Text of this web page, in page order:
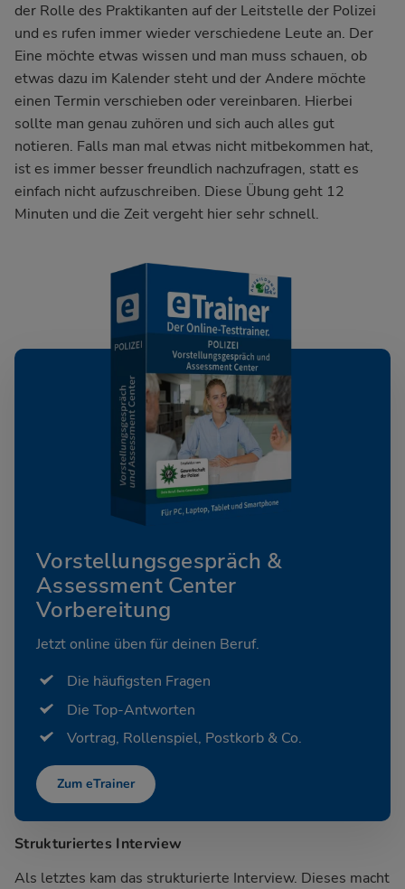
der Rolle des Praktikanten auf der Leitstelle der Polizei
und es rufen immer wieder verschiedene Leute an. Der
Eine möchte etwas wissen und man muss schauen, ob
etwas dazu im Kalender steht und der Andere möchte
einen Termin verschieben oder vereinbaren. Hierbei
sollte man genau zuhören und sich auch alles gut
notieren. Falls man mal etwas nicht mitbekommen hat,
ist es immer besser freundlich nachzufragen, statt es
einfach nicht aufzuschreiben. Diese Übung geht 12
Minuten und die Zeit vergeht hier sehr schnell.
Vorstellungsgespräch &
Assessment Center
Vorbereitung
Jetzt online üben für deinen Beruf.
Die häufigsten Fragen
Die Top-Antworten
Vortrag, Rollenspiel, Postkorb & Co.
Zum eTrainer
Strukturiertes Interview
Als letztes kam das strukturierte Interview. Dieses macht